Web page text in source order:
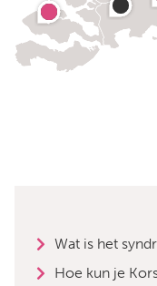
Wat is het
Hoe kun je